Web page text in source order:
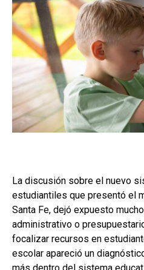
La discusión sobre el nuevo
estudiantiles que presentó el
Santa Fe, dejó expuesto
administrativo o
focalizar recursos en
escolar apareció un
más dentro del sistema